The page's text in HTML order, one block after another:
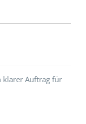
klarer Auftrag für